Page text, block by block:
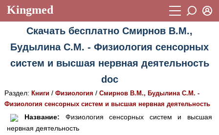
Kingmed
Учебный материал
Видеогалерея 899
Истории болезней 1268
Лекции и презентации
Аккредитационные тесты
Восстановить пароль
Скачать бесплатно Смирнов В.М.,
Будылина С.М. - Физиология сенсорных
систем и высшая нервная деятельность
doc
Раздел: Книги/ Физиология / Смирнов В.М., Будылина С.М. -
Физиология сенсорных систем и высшая нервная деятельность
Название: Физиология сенсорных систем и высшая
нервная деятельность